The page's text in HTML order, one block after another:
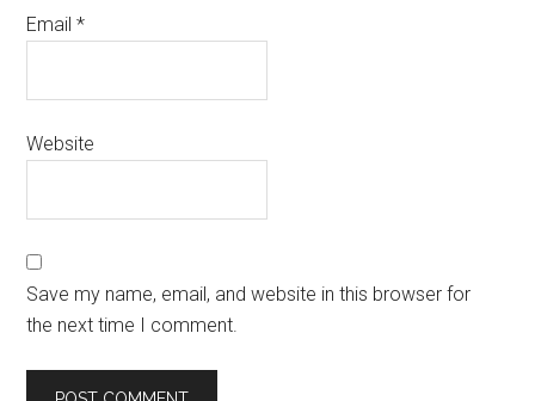
Email*
Website
Save my name, email, and website in this browser for
the next time I comment.